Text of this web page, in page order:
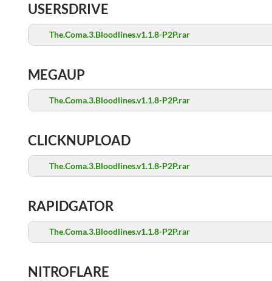
USERSDRIVE
The.Coma.3.Bloodlines.v1.1.8-P2P.rar
MEGAUP
The.Coma.3.Bloodlines.v1.1.8-P2P.rar
CLICKNUPLOAD
The.Coma.3.Bloodlines.v1.1.8-P2P.rar
RAPIDGATOR
The.Coma.3.Bloodlines.v1.1.8-P2P.rar
NITROFLARE